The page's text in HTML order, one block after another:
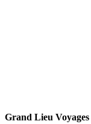
Grand Lieu Voyages